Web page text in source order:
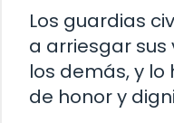
Los guardias
a arriesgar
los demás, y
de honor y